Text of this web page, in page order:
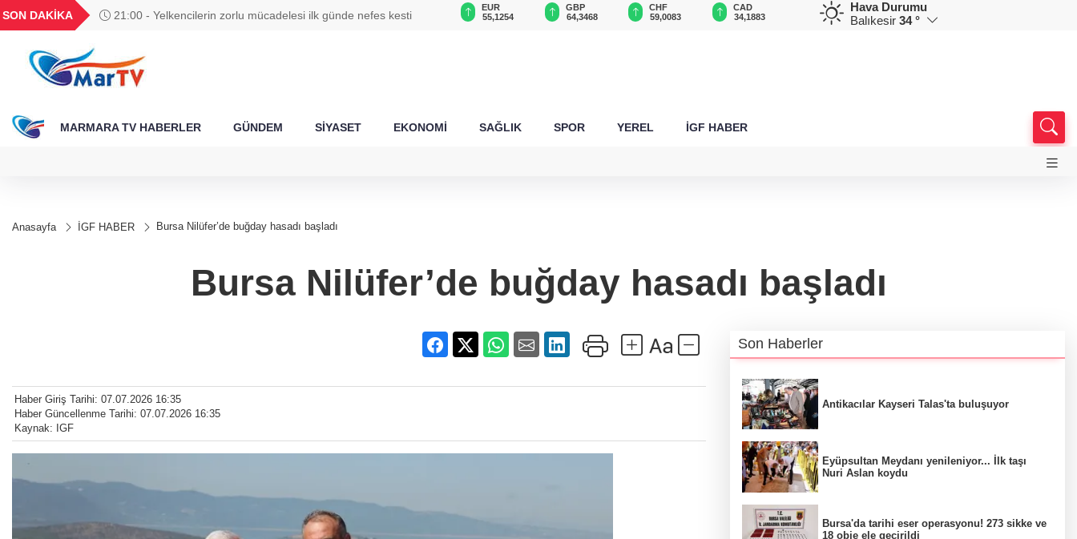
SON DAKİKA 21:00 - Yelkencilerin zorlu mücadelesi ilk günde nefes kesti
BGN
27,9743
0,0018
6.660,55
13.779,39
47,6787
EUR
55,1254
GBP
64,3468
CHF
59,0083
CAD
34,1883
RUB
0,5822
AED
12,9805
Hava Durumu
Balıkesir 34 °
MARMARA TV HABERLER GÜNDEM SİYASET EKONOMİ SAĞLIK SPOR YEREL İGF HABER
Anasayfa İGF HABER Bursa Nilüfer’de buğday hasadı başladı
Bursa Nilüfer’de buğday hasadı başladı
Haber Giriş Tarihi: 07.07.2026 16:35
Haber Güncellenme Tarihi: 07.07.2026 16:35
Kaynak: IGF
Son Haberler
Antikacılar Kayseri Talas'ta buluşuyor
Eyüpsultan Meydanı yenileniyor... İlk taşı
Nuri Aslan koydu
Bursa'da tarihi eser operasyonu! 273 sikke ve
18 obje ele geçirildi